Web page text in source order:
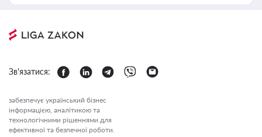
Зв'язатися:
забезпечує український бізнес
інформацією, аналітикою та
технологічними рішеннями для
ефективної та безпечної роботи.